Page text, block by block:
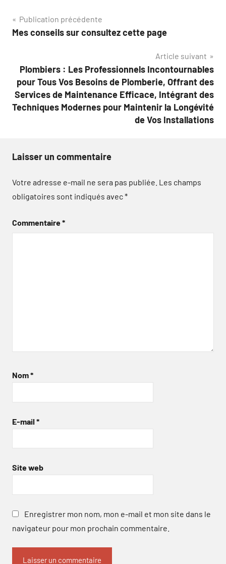
Navigation
de
Publication précédente
Mes conseils sur consultez cette page
Article suivant
Plombiers : Les Professionnels Incontournables
pour Tous Vos Besoins de Plomberie, Offrant des
Services de Maintenance Efficace, Intégrant des
Techniques Modernes pour Maintenir la Longévité
de Vos Installations
Laisser un commentaire
Votre adresse e-mail ne sera pas publiée. Les champs
obligatoires sont indiqués avec*
Commentaire*
Nom*
E-mail *
Site web
Enregistrer mon nom, mon e-mail et mon site dans le
navigateur pour mon prochain commentaire.